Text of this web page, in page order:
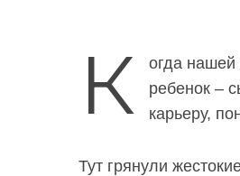
К
огда
ребенок –
карьеру,
Тут грянули